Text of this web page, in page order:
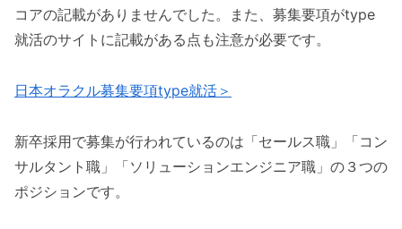
コアの記載がありませんでした。また、募集要項がtype
就活のサイトに記載がある点も注意が必要です。
日本オラクル募集要項type就活＞
新卒採用で募集が行われているのは「セールス職」「コン
サルタント職」「ソリューションエンジニア職」の３つの
ポジションです。